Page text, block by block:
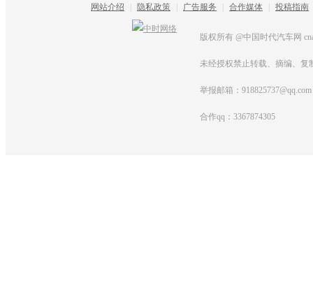
网站介绍 隐私政策 广告服务 合作媒体 投稿指南
版权所有 @中国时代汽车网
未经授权禁止转载、摘编、复
举报邮箱：918825737@qq.com
合作qq：3367874305